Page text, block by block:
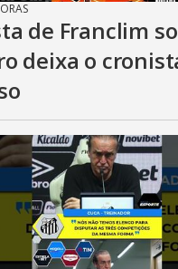
de Franclim
deixa o